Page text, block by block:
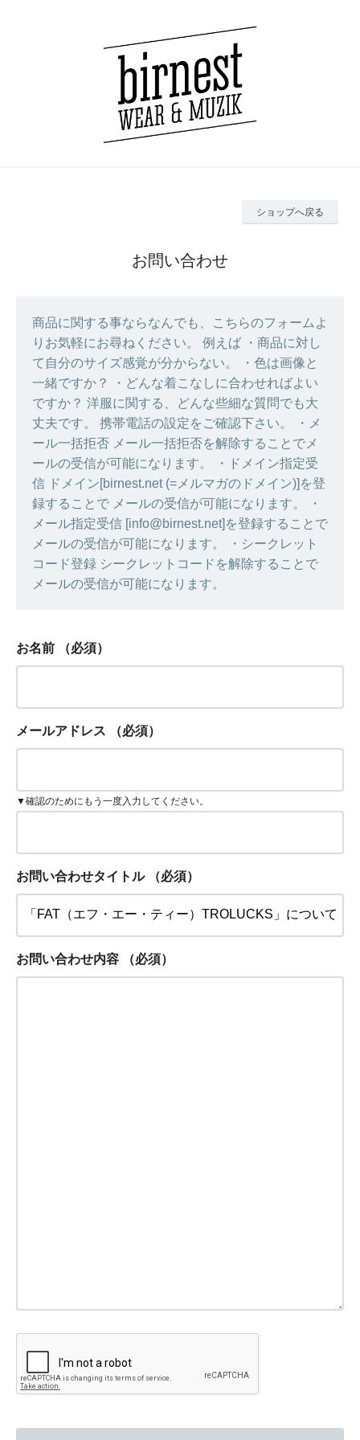
ショップへ戻る
お問い合わせ
商品に関する事ならなんでも、こちらのフォームよ
りお気軽にお尋ねください。 例えば ・商品に対し
て自分のサイズ感覚が分からない。 ・色は画像と
一緒ですか？ ・どんな着こなしに合わせればよい
ですか？ 洋服に関する、どんな些細な質問でも大
丈夫です。 携帯電話の設定をご確認下さい。 ・メ
ール一括拒否 メール一括拒否を解除することでメ
ールの受信が可能になります。 ・ドメイン指定受
信 ドメイン[birnest.net (=メルマガのドメイン)]を登
録することで メールの受信が可能になります。 ・
メール指定受信 [info@birnest.net]を登録することで
メールの受信が可能になります。 ・シークレット
コード登録 シークレットコードを解除することで
メールの受信が可能になります。
お名前 （必須）
メールアドレス （必須）
▼確認のためにもう一度入力してください。
お問い合わせタイトル （必須）
お問い合わせ内容 （必須）